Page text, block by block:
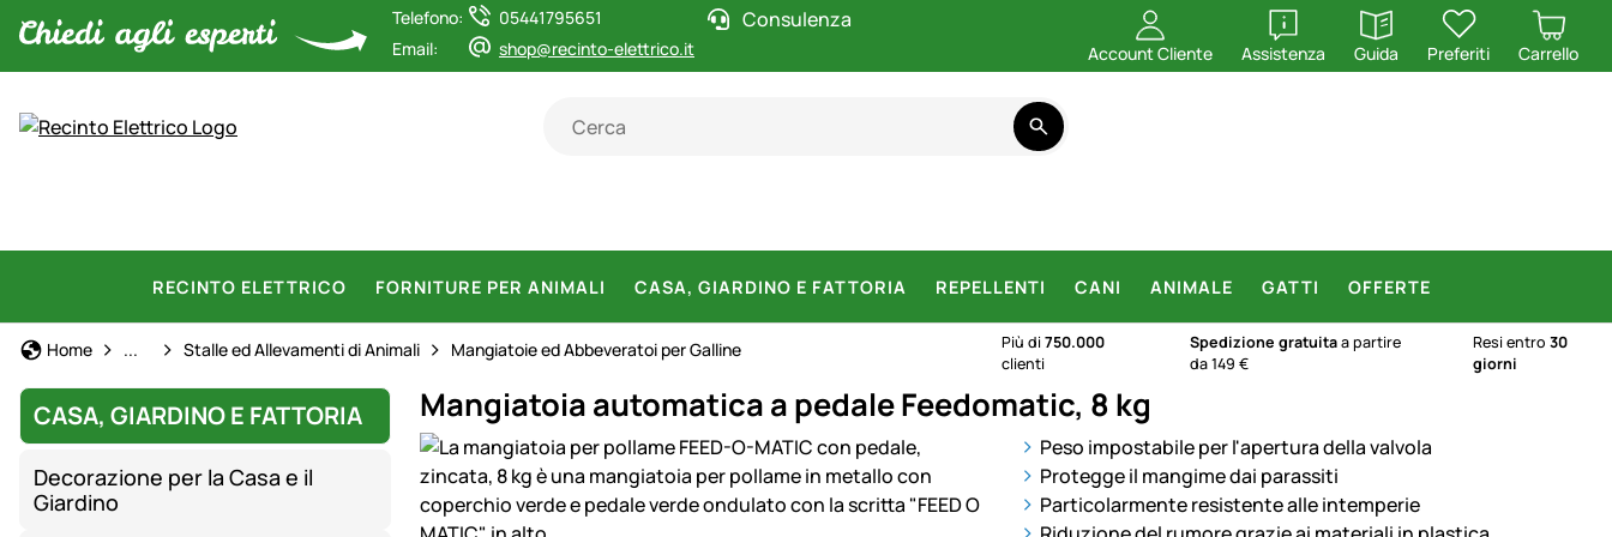
Telefono:
05441795651
Email:
shop@recinto-elettrico.it
Consulenza
Account Cliente Assistenza
apri
Guida
apri
Preferiti Carrello
RECINTO ELETTRICO FORNITURE PER ANIMALI CASA, GIARDINO E FATTORIA REPELLENTI CANI ANIMALE GATTI OFFERTE
Home Casa, Giardino e Fattoria
... Stalle ed Allevamenti di Animali Mangiatoie ed Abbeveratoi per Galline Più di750.000
clienti
Spedizione gratuitaa partire
da 149 €
Resi entro30
giorni
CASA, GIARDINO E FATTORIA
Decorazione per la Casa e il
Giardino
Mangiatoia automatica a pedale Feedomatic, 8 kg
Galleria prodotti
Peso impostabile per l'apertura della valvola
Protegge il mangime dai parassiti
Particolarmente resistente alle intemperie